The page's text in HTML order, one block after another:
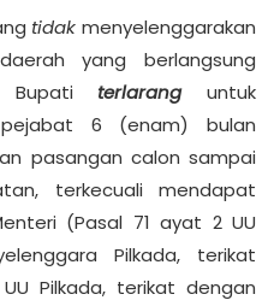
tidak menyelenggarakan
yang berlangsung
Bupati terlaranguntuk
pejabat 6 (enam) bulan
pasangan calon sampai
terkecuali mendapat
(Pasal 71 ayat 2 UU
Pilkada, terikat
Pilkada, terikat dengan